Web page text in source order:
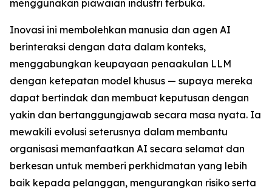
menggunakan piawaian industri terbuka.
Inovasi ini membolehkan manusia dan agen AI
berinteraksi dengan data dalam konteks,
menggabungkan keupayaan penaakulan LLM
dengan ketepatan model khusus — supaya mereka
dapat bertindak dan membuat keputusan dengan
yakin dan bertanggungjawab secara masa nyata. Ia
mewakili evolusi seterusnya dalam membantu
organisasi memanfaatkan AI secara selamat dan
berkesan untuk memberi perkhidmatan yang lebih
baik kepada pelanggan, mengurangkan risiko serta